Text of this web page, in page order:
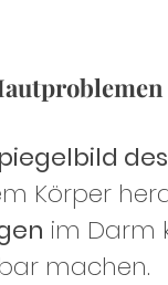
Körper
im Darm
machen.